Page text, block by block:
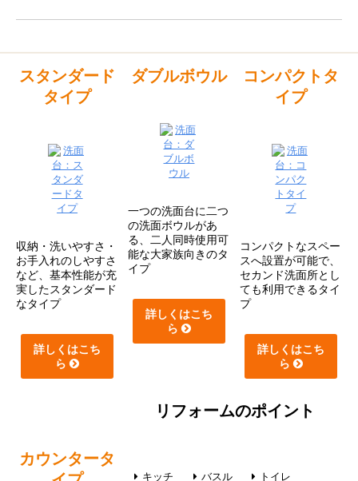
スタンダード
タイプ
収納・洗いやすさ・
お手入れのしやすさ
など、基本性能が充
実したスタンダード
なタイプ
詳しくはこち
ら
ダブルボウル
一つの洗面台に二つ
の洗面ボウルがあ
る、二人同時使用可
能な大家族向きのタ
イプ
詳しくはこち
ら
コンパクトタ
イプ
コンパクトなスペー
スへ設置が可能で、
セカンド洗面所とし
ても利用できるタイ
プ
詳しくはこち
ら
カウンタータ
リフォームのポイント
キッチ バスル トイレ